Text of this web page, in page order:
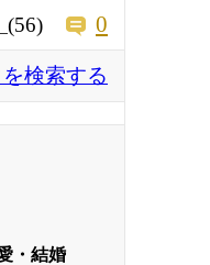
(56) 0
検索する
・結婚